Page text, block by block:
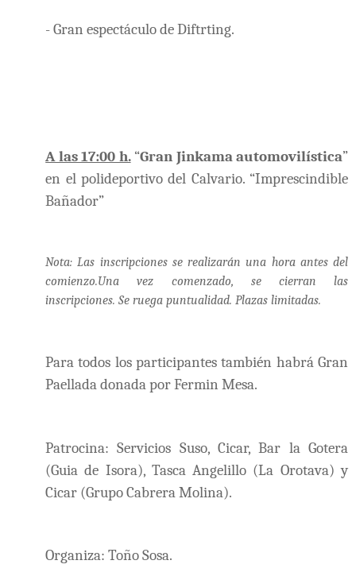
- Gran espectáculo de Diftrting.
A las 17:00 h.“Gran Jinkama automovilística”
en el polideportivo del Calvario. “Imprescindible
Bañador”
Nota: Las inscripciones se realizarán una hora antes del
comienzo.Una vez comenzado, se cierran las
inscripciones. Se ruega puntualidad. Plazas limitadas.
Para todos los participantes también habrá Gran
Paellada donada por Fermin Mesa.
Patrocina: Servicios Suso, Cicar, Bar la Gotera
(Guia de Isora), Tasca Angelillo (La Orotava) y
Cicar (Grupo Cabrera Molina).
Organiza: Toño Sosa.